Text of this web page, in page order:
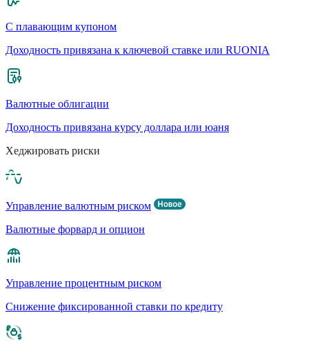
С плавающим купоном
Доходность привязана к ключевой ставке или RUONIA
Валютные облигации
Доходность привязана курсу доллара или юаня
Хеджировать риски
Управление валютным риском
Валютные форвард и опцион
Управление процентным риском
Cнижение фиксированной ставки по кредиту